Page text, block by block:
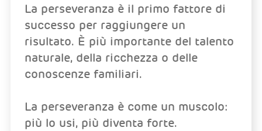
La perseveranza è il primo fattore di
successo per raggiungere un
risultato. È più importante del talento
naturale, della ricchezza o delle
conoscenze familiari.
La perseveranza è come un muscolo:
più lo usi, più diventa forte.